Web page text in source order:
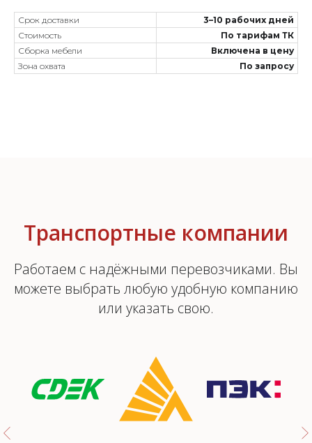
Срок доставки
3–10 рабочих дней
Стоимость
По тарифам ТК
Сборка мебели
Включена в цену
Зона охвата
По запросу
Транспортные компании
Работаем с надёжными перевозчиками. Вы
можете выбрать любую удобную компанию
или указать свою.